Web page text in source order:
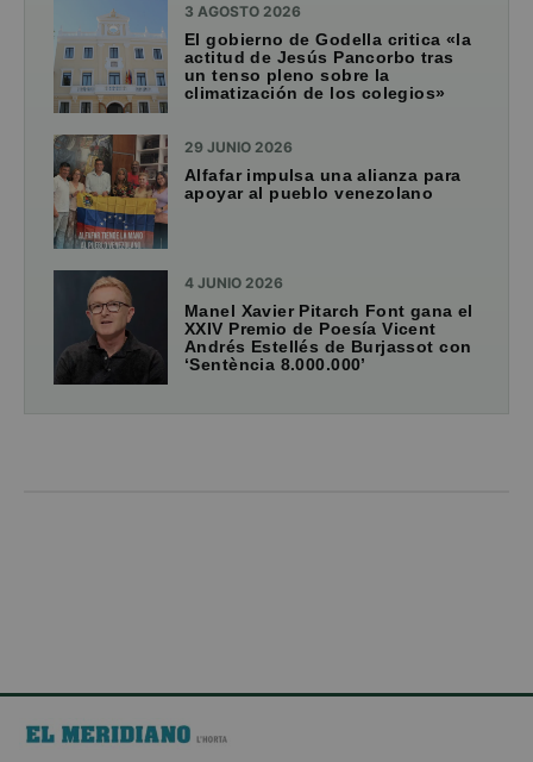
3 AGOSTO 2026
El gobierno de Godella critica «la
actitud de Jesús Pancorbo tras
un tenso pleno sobre la
climatización de los colegios»
29 JUNIO 2026
Alfafar impulsa una alianza para
apoyar al pueblo venezolano
4 JUNIO 2026
Manel Xavier Pitarch Font gana el
XXIV Premio de Poesía Vicent
Andrés Estellés de Burjassot con
‘Sentència 8.000.000’